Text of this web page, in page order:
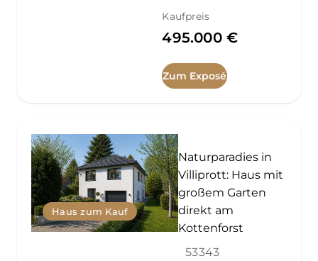
Kaufpreis
495.000 €
Zum Exposé
Haus zum Kauf
Naturparadies in
Villiprott: Haus mit
großem Garten
direkt am
Kottenforst
53343